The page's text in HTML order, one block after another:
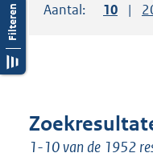
Aantal:
Toon
10
1-10 van de 1952